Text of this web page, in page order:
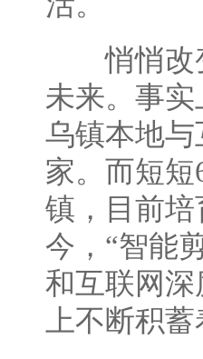
悄悄改变
未来。事
乌镇本地
家。而短
镇，目前
今，“智能
和互联网
上不断积